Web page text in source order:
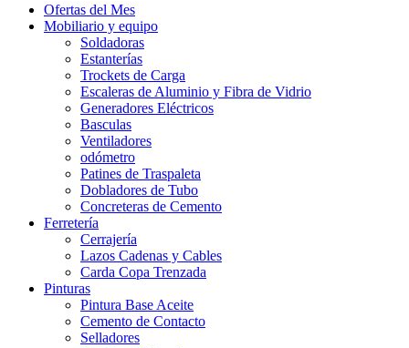
Ofertas del Mes
Mobiliario y equipo
Soldadoras
Estanterías
Trockets de Carga
Escaleras de Aluminio y Fibra de Vidrio
Generadores Eléctricos
Basculas
Ventiladores
odómetro
Patines de Traspaleta
Dobladores de Tubo
Concreteras de Cemento
Ferretería
Cerrajería
Lazos Cadenas y Cables
Carda Copa Trenzada
Pinturas
Pintura Base Aceite
Cemento de Contacto
Selladores